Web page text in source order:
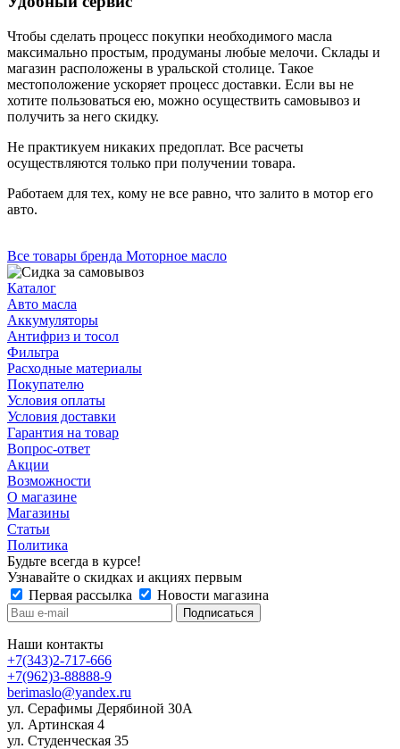
Чтобы сделать процесс покупки необходимого масла
максимально простым, продуманы любые мелочи. Склады и
магазин расположены в уральской столице. Такое
местоположение ускоряет процесс доставки. Если вы не
хотите пользоваться ею, можно осуществить самовывоз и
получить за него скидку.
Не практикуем никаких предоплат. Все расчеты
осуществляются только при получении товара.
Работаем для тех, кому не все равно, что залито в мотор его
авто.
Все товары бренда Моторное масло
Каталог
Авто масла
Аккумуляторы
Антифриз и тосол
Фильтра
Расходные материалы
Покупателю
Условия оплаты
Условия доставки
Гарантия на товар
Вопрос-ответ
Акции
Возможности
О магазине
Магазины
Статьи
Политика
Будьте всегда в курсе!
Узнавайте о скидках и акциях первым
Первая рассылка
Новости магазина
Наши контакты
+7(343)2-717-666
+7(962)3-88888-9
berimaslo@yandex.ru
ул. Серафимы Дерябиной 30А
ул. Артинская 4
ул. Студенческая 35